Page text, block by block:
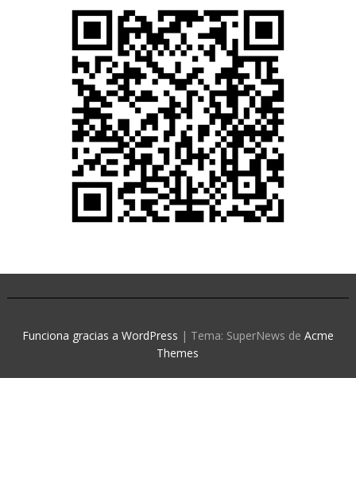
Funciona gracias a WordPress | Tema: SuperNews de Acme
Themes